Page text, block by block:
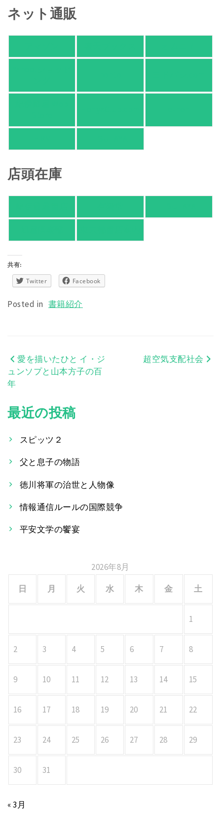
ネット通販
店頭在庫
共有:
Twitter Facebook
Posted in 書籍紹介
投
稿
ナ
ビ
ゲ
ー
シ
ョ
愛を描いたひと イ・ジ
ュンソプと山本方子の百
年
超空気支配社会
最近の投稿
スピッツ２
父と息子の物語
徳川将軍の治世と人物像
情報通信ルールの国際競争
平安文学の饗宴
2026年8月
日
月 火 水 木 金 土
1
2 3 4 5 6 7 8
9 10 11 12 13 14 15
16 17 18 19 20 21 22
23 24 25 26 27 28 29
30 31
« 3月